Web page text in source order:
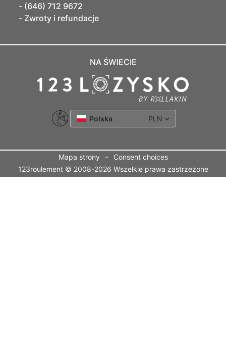
(646) 712 9672
Zwroty i refundacje
NA ŚWIECIE
Polska PLN
Mapa strony -
Consent choices
123roulement © 2008-2026 Wszelkie prawa zastrzeżone